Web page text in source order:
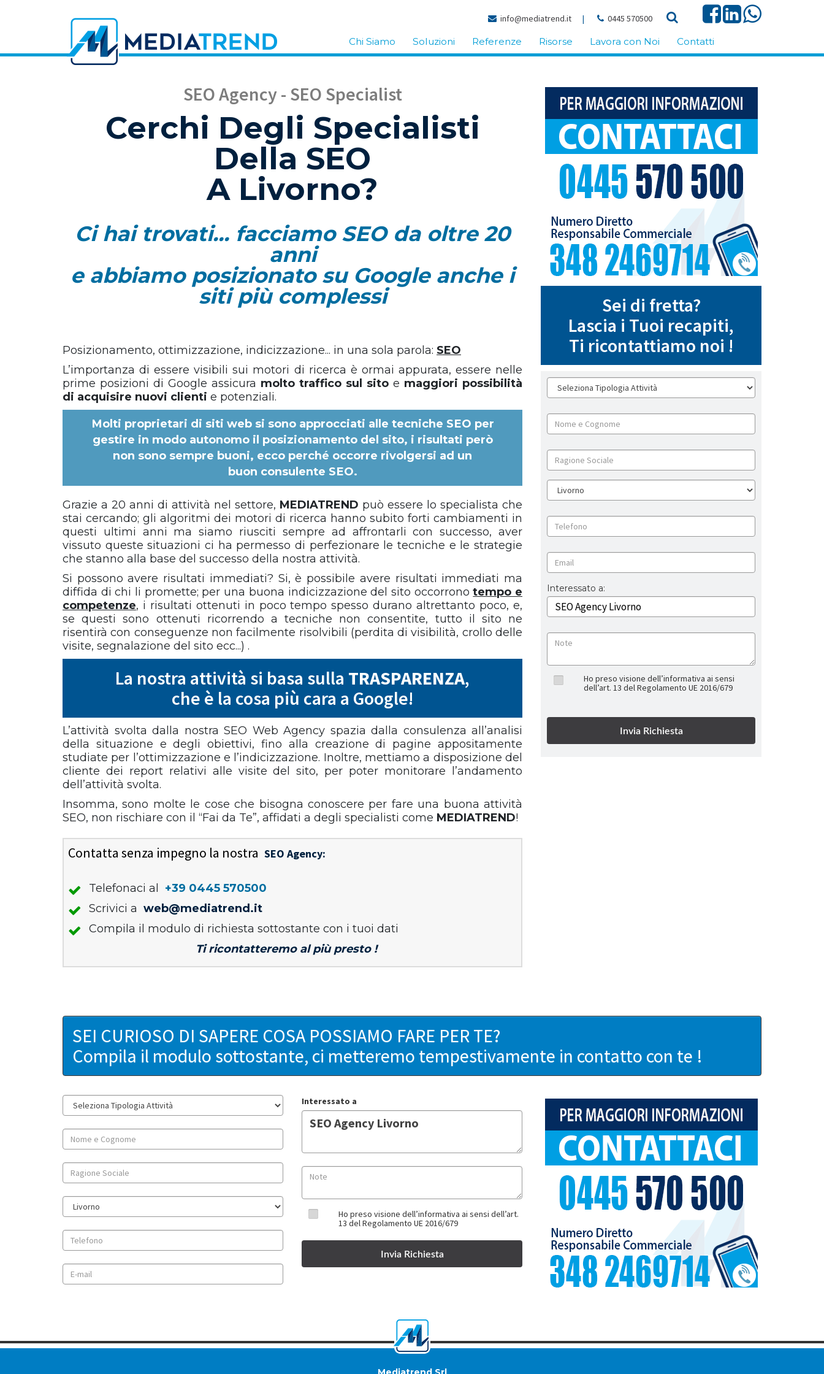
info@mediatrend.it | 0445 570500
Chi Siamo Soluzioni Referenze Risorse Lavora con Noi Contatti
SEO Agency - SEO Specialist
Cerchi Degli Specialisti
Della SEO
A Livorno?
Ci hai trovati... facciamo SEO da oltre 20
anni
e abbiamo posizionato su Google anche i
siti più complessi
Posizionamento, ottimizzazione, indicizzazione... in una sola parola: SEO
L’importanza di essere visibili sui motori di ricerca è ormai appurata, essere nelle
prime posizioni di Google assicura molto traffico sul sito e maggiori possibilità
di acquisire nuovi clienti e potenziali.
Molti proprietari di siti web si sono approcciati alle tecniche SEO per
gestire in modo autonomo il posizionamento del sito, i risultati però
non sono sempre buoni, ecco perché occorre rivolgersi ad un
buon consulente SEO.
Grazie a 20 anni di attività nel settore, MEDIATREND può essere lo specialista che
stai cercando; gli algoritmi dei motori di ricerca hanno subito forti cambiamenti in
questi ultimi anni ma siamo riusciti sempre ad affrontarli con successo, aver
vissuto queste situazioni ci ha permesso di perfezionare le tecniche e le strategie
che stanno alla base del successo della nostra attività.
Si possono avere risultati immediati? Si, è possibile avere risultati immediati ma
diffida di chi li promette; per una buona indicizzazione del sito occorronotempo e
competenze, i risultati ottenuti in poco tempo spesso durano altrettanto poco, e,
se questi sono ottenuti ricorrendo a tecniche non consentite, tutto il sito ne
risentirà con conseguenze non facilmente risolvibili (perdita di visibilità, crollo delle
visite, segnalazione del sito ecc...) .
La nostra attività si basa sulla TRASPARENZA,
che è la cosa più cara a Google!
L’attività svolta dalla nostra SEO Web Agency spazia dalla consulenza all’analisi
della situazione e degli obiettivi, fino alla creazione di pagine appositamente
studiate per l’ottimizzazione e l’indicizzazione. Inoltre, mettiamo a disposizione del
cliente dei report relativi alle visite del sito, per poter monitorare l’andamento
dell’attività svolta.
Insomma, sono molte le cose che bisogna conoscere per fare una buona attività
SEO, non rischiare con il “Fai da Te”, affidati a degli specialisti come MEDIATREND!
Contatta senza impegno la nostra SEO Agency:
Telefonaci al
+39 0445 570500
Scrivici a web@mediatrend.it
Compila il modulo di richiesta sottostante con i tuoi dati
Ti ricontatteremo al più presto !
Sei di fretta?
Lascia i Tuoi recapiti,
Ti ricontattiamo noi !
Interessato a:
Ho preso visione dell’informativa ai sensi
dell’art. 13 del Regolamento UE 2016/679
SEI CURIOSO DI SAPERE COSA POSSIAMO FARE PER TE?
Compila il modulo sottostante, ci metteremo tempestivamente in contatto con te !
Interessato a
Ho preso visione dell’informativa ai sensi dell’art.
13 del Regolamento UE 2016/679